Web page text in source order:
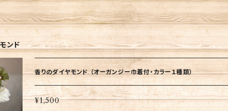
ンド
香りのダイヤモンド （オーガンジー巾着付・カラー１種類）
¥1,500